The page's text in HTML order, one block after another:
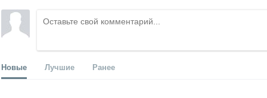
Новые Лучшие Ранее